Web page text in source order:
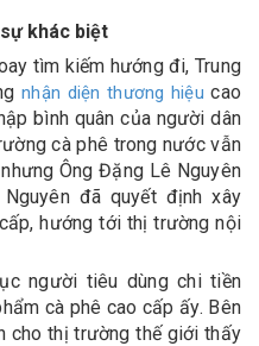
khác biệt
tìm kiếm hướng đi, Trung
nhận diện thương hiệu cao
bình quân của người dân
cà phê trong nước vẫn
Ông Đặng Lê Nguyên
đã quyết định xây
hướng tới thị trường nội
người tiêu dùng chi tiền
cà phê cao cấp ấy. Bên
cho thị trường thế giới thấy